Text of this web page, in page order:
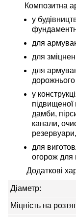
Композитна
у
для
для
для
у
підвищеної
дамби,
канали,
для
огорож для
Додаткові
Діаметр:
Міцність на